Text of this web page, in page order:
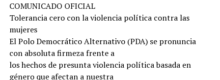
COMUNICADO OFICIAL
Tolerancia cero con la violencia política contra las
mujeres
El Polo Democrático Alternativo (PDA) se pronuncia
con absoluta firmeza frente a
los hechos de presunta violencia política basada en
género que afectan a nuestra